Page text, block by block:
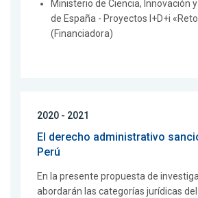
Ministerio de Ciencia, Innovación
de España - Proyectos I+D+i
(Financiadora)
2020 - 2021
El derecho administrativo
Perú
En la presente propuesta de
abordarán las categorías jurídicas